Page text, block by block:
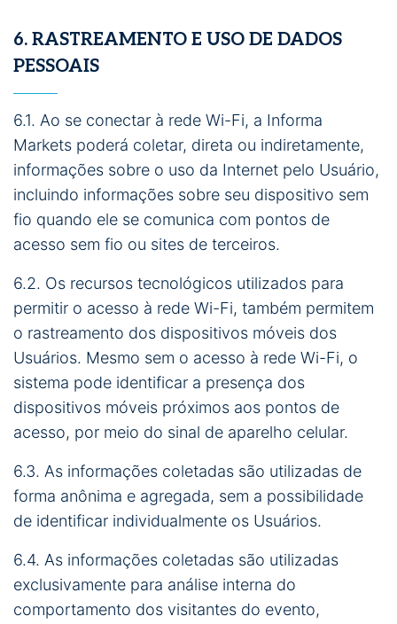
6. RASTREAMENTO E USO DE DADOS
PESSOAIS
6.1. Ao se conectar à rede Wi-Fi, a Informa
Markets poderá coletar, direta ou indiretamente,
informações sobre o uso da Internet pelo Usuário,
incluindo informações sobre seu dispositivo sem
fio quando ele se comunica com pontos de
acesso sem fio ou sites de terceiros.
6.2. Os recursos tecnológicos utilizados para
permitir o acesso à rede Wi-Fi, também permitem
o rastreamento dos dispositivos móveis dos
Usuários. Mesmo sem o acesso à rede Wi-Fi, o
sistema pode identificar a presença dos
dispositivos móveis próximos aos pontos de
acesso, por meio do sinal de aparelho celular.
6.3. As informações coletadas são utilizadas de
forma anônima e agregada, sem a possibilidade
de identificar individualmente os Usuários.
6.4. As informações coletadas são utilizadas
exclusivamente para análise interna do
comportamento dos visitantes do evento,